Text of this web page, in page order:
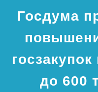
Госдума
до 600